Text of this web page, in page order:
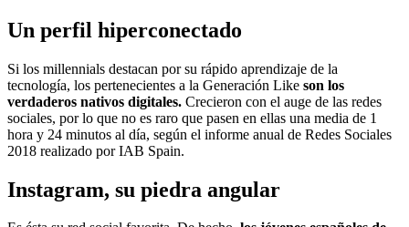
Un perfil hiperconectado
Si los millennials destacan por su rápido aprendizaje de la
tecnología, los pertenecientes a la Generación Like son los
verdaderos nativos digitales. Crecieron con el auge de las redes
sociales, por lo que no es raro que pasen en ellas una media de 1
hora y 24 minutos al día, según el informe anual de Redes Sociales
2018 realizado por IAB Spain.
Instagram, su piedra angular